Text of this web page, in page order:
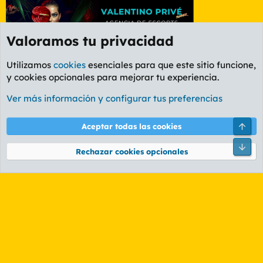
Foro General
Cookies
PL OLDSTYLE AMARILLO
Términos y reglas Política de privacidad Ayuda
Community platform by XenForo® © 2010-2026 XenForo Ltd.
Valoramos tu privacidad
Utilizamos cookies esenciales para que este sitio funcione,
y cookies opcionales para mejorar tu experiencia.
Ver más información y configurar tus preferencias
Aceptar todas las cookies
Rechazar cookies opcionales
Pie